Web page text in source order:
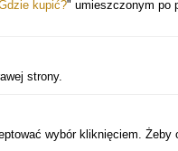
kupić?" umieszczonym po
strony.
wybór kliknięciem. Żeby